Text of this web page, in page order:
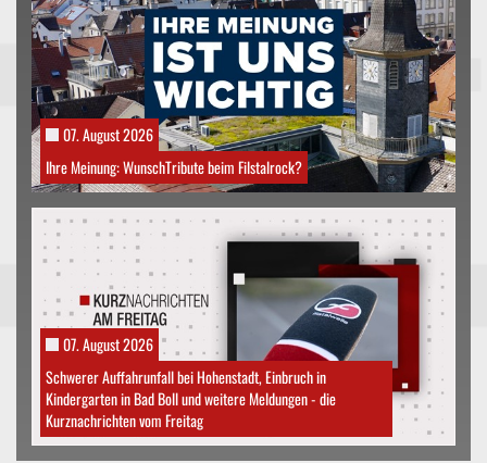
07. August 2026
Ihre Meinung: WunschTribute beim Filstalrock?
07. August 2026
Schwerer Auffahrunfall bei Hohenstadt, Einbruch in
Kindergarten in Bad Boll und weitere Meldungen - die
Kurznachrichten vom Freitag